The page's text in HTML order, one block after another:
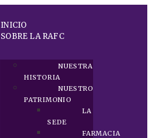
INICIO
SOBRE LA RAFC
NUESTRA
HISTORIA
NUESTRO
PATRIMONIO
LA
SEDE
FARMACIA